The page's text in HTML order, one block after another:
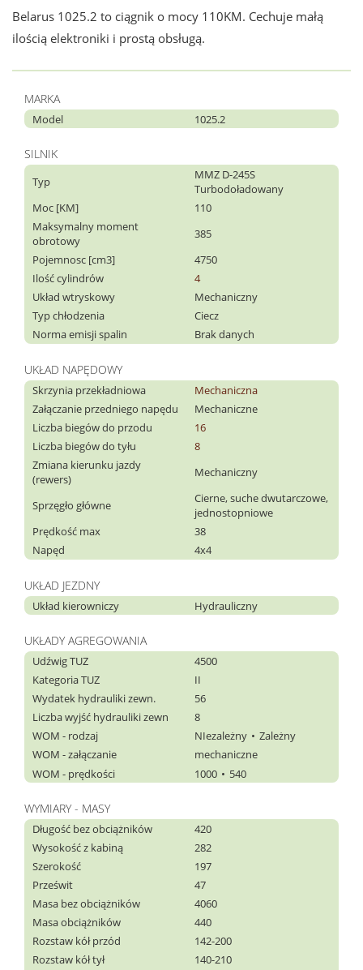
Belarus 1025.2 to ciągnik o mocy 110KM. Cechuje małą
ilością elektroniki i prostą obsługą.
MARKA
Model 1025.2
SILNIK
Typ
MMZ D-245S
Turbodoładowany
Moc [KM]
110
Maksymalny moment
obrotowy
385
Pojemnosc [cm3]
4750
Ilość cylindrów
4
Układ wtryskowy
Mechaniczny
Typ chłodzenia
Ciecz
Norma emisji spalin
Brak danych
UKŁAD NAPĘDOWY
Skrzynia przekładniowa
Mechaniczna
Załączanie przedniego napędu
Mechaniczne
Liczba biegów do przodu
16
Liczba biegów do tyłu
8
Zmiana kierunku jazdy
(rewers)
Mechaniczny
Sprzęgło główne
Cierne, suche dwutarczowe,
jednostopniowe
Prędkość max
38
Napęd
4x4
UKŁAD JEZDNY
Układ kierowniczy Hydrauliczny
UKŁADY AGREGOWANIA
Udźwig TUZ
4500
Kategoria TUZ
II
Wydatek hydrauliki zewn.
56
Liczba wyjść hydrauliki zewn
8
WOM - rodzaj
NIezależny
Zależny
WOM - załączanie
mechaniczne
WOM - prędkości
1000 540
WYMIARY - MASY
Długość bez obciążników
420
Wysokość z kabiną
282
Szerokość
197
Prześwit
47
Masa bez obciążników
4060
Masa obciążników
440
Rozstaw kół przód
142-200
Rozstaw kół tył
140-210